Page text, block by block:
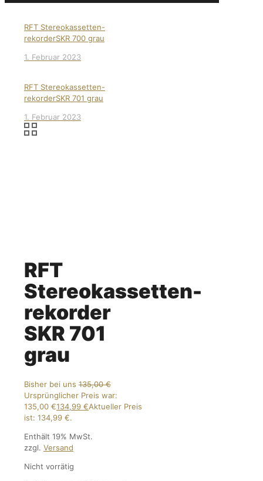
RFT Stereokassetten-
rekorderSKR 700 grau
1. Februar 2023
RFT Stereokassetten-
rekorderSKR 701 grau
1. Februar 2023
RFT
Stereokassetten-
rekorder
SKR 701
grau
Bisher bei uns 135,00€
Ursprünglicher Preis war:
135,00 €134,99 €Aktueller Preis
ist: 134,99 €.
Enthält 19% MwSt.
zzgl. Versand
Nicht vorrätig